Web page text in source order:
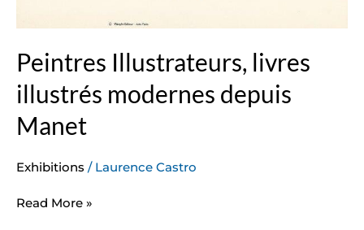
Peintres Illustrateurs, livres
illustrés modernes depuis
Manet
Exhibitions / Laurence Castro
Read More »